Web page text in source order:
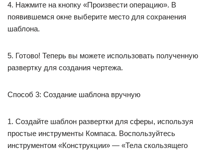
4. Нажмите на кнопку «Произвести операцию». В
появившемся окне выберите место для сохранения
шаблона.
5. Готово! Теперь вы можете использовать полученную
развертку для создания чертежа.
Способ 3: Создание шаблона вручную
1. Создайте шаблон развертки для сферы, используя
простые инструменты Компаса. Воспользуйтесь
инструментом «Конструкции» — «Тела скользящего